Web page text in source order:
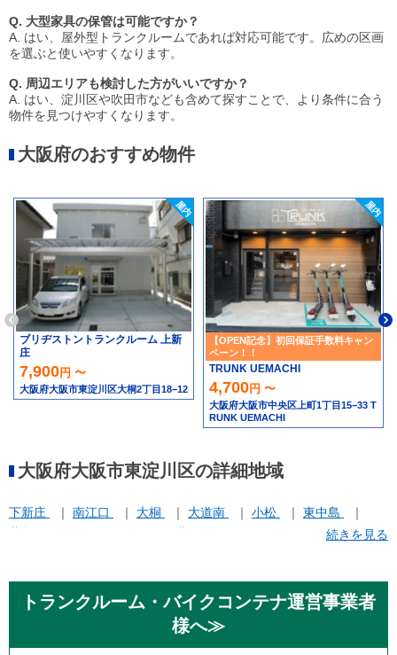
Q. 大型家具の保管は可能ですか？
A. はい、屋外型トランクルームであれば対応可能です。広めの区画
を選ぶと使いやすくなります。
Q. 周辺エリアも検討した方がいいですか？
A. はい、淀川区や吹田市なども含めて探すことで、より条件に合う
物件を見つけやすくなります。
大阪府のおすすめ物件
ブリヂストントランクルーム 上新
庄
7,900円 〜
大阪府大阪市東淀川区大桐2丁目18−12
【OPEN記念】初回保証手数料キャン
ペーン！！
TRUNK UEMACHI
4,700円 〜
大阪府大阪市中央区上町1丁目15−33 T
RUNK UEMACHI
大阪府大阪市東淀川区の詳細地域
下新庄 南江口 大桐 大道南 小松
東中島
続きを見る
トランクルーム・バイクコンテナ運営事業者
様へ≫